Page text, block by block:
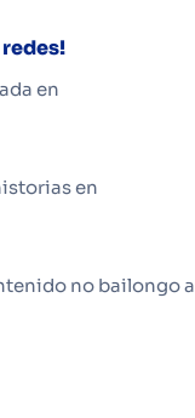
redes!
en
en
no bailongo a